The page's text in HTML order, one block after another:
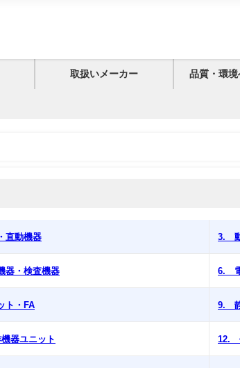
取扱いメーカー 品質・環
直動機器 3. 動
・検査機器 6.
ト・FA 9.
器ユニット 12.